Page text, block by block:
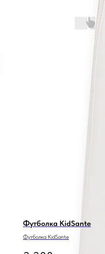
Футболка KidSante
Футболка KidSante